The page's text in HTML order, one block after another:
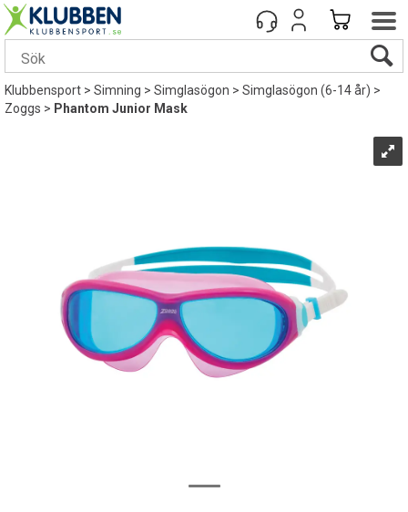
Klubbensport>Simning>Simglasögon>Simglasögon (6-14 år)>
Zoggs> Phantom Junior Mask